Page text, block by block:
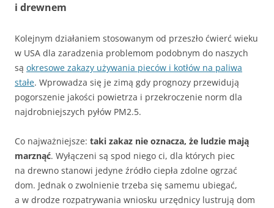
i drewnem
Kolejnym działaniem stosowanym od przeszło ćwierć wieku
w USA dla zaradzenia problemom podobnym do naszych
są okresowe zakazy używania pieców i kotłów na paliwa
stałe. Wprowadza się je zimą gdy prognozy przewidują
pogorszenie jakości powietrza i przekroczenie norm dla
najdrobniejszych pyłów PM2.5.
Co najważniejsze: taki zakaz nie oznacza, że ludzie mają
marznąć. Wyłączeni są spod niego ci, dla których piec
na drewno stanowi jedyne źródło ciepła zdolne ogrzać
dom. Jednak o zwolnienie trzeba się samemu ubiegać,
a w drodze rozpatrywania wniosku urzędnicy lustrują dom